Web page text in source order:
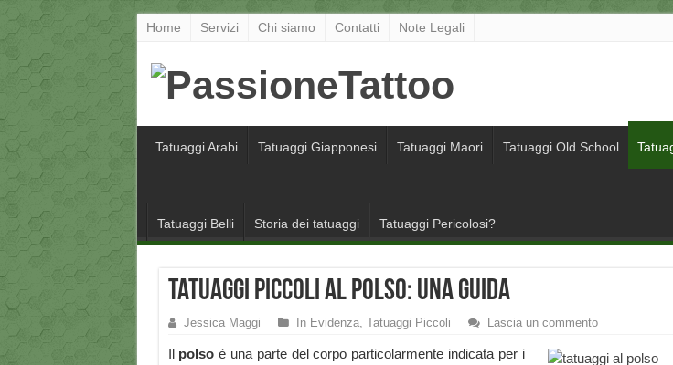
Home Servizi Chi siamo Contatti Note Legali
Tatuaggi Arabi Tatuaggi Giapponesi Tatuaggi Maori Tatuaggi Old School
Tatuaggi Belli Storia dei tatuaggi Tatuaggi Pericolosi?
Tatuaggi piccoli al polso: una guida
Jessica Maggi In Evidenza, Tatuaggi Piccoli Lascia un commento
Il polso è una parte del corpo particolarmente indicata per i